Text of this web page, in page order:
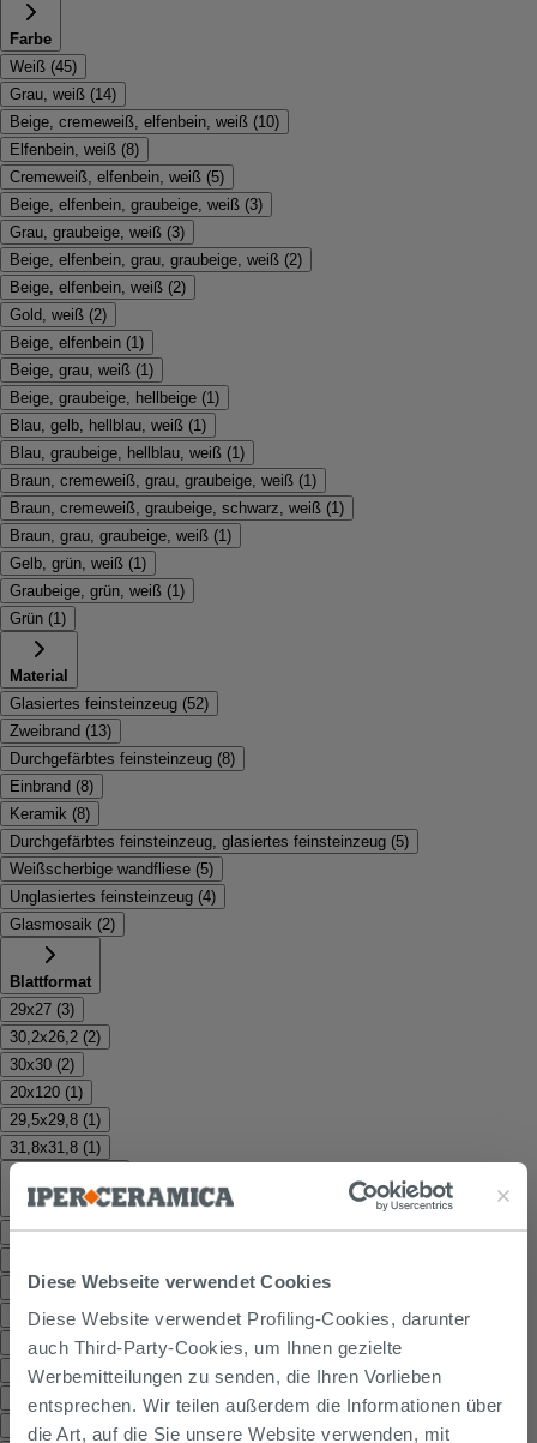
Diese Webseite verwendet Cookies
Diese Website verwendet Profiling-Cookies, darunter
auch Third-Party-Cookies, um Ihnen gezielte
Werbemitteilungen zu senden, die Ihren Vorlieben
entsprechen. Wir teilen außerdem die Informationen über
die Art, auf die Sie unsere Website verwenden, mit
Farbe
Weiß (45)
Grau, weiß (14)
Beige, cremeweiß, elfenbein, weiß (10)
Elfenbein, weiß (8)
Cremeweiß, elfenbein, weiß (5)
Beige, elfenbein, graubeige, weiß (3)
Grau, graubeige, weiß (3)
Beige, elfenbein, grau, graubeige, weiß (2)
Beige, elfenbein, weiß (2)
Gold, weiß (2)
Beige, elfenbein (1 )
Beige, grau, weiß (1 )
Beige, graubeige, hellbeige (1 )
Blau, gelb, hellblau, weiß (1 )
Blau, graubeige, hellblau, weiß (1 )
Braun, cremeweiß, grau, graubeige, weiß (1 )
Braun, cremeweiß, graubeige, schwarz, weiß (1 )
Braun, grau, graubeige, weiß (1 )
Gelb, grün, weiß (1 )
Graubeige, grün, weiß (1 )
Grün (1 )
Material
Glasiertes feinsteinzeug (52)
Zweibrand (13)
Durchgefärbtes feinsteinzeug (8)
Einbrand (8)
Keramik (8)
Durchgefärbtes feinsteinzeug, glasiertes feinsteinzeug (5)
Weißscherbige wandfliese (5)
Unglasiertes feinsteinzeug (4)
Glasmosaik (2)
Blattformat
29x27 (3)
30,2x26,2 (2)
30x30 (2)
20x120 (1 )
29,5x29,8 (1 )
31,8x31,8 (1 )
Einsatzbereich
Bodenbelag, innen, wandfliesen(49)
Bodenbelag, wandfliesen( 8)
Außen, bodenbelag( 7)
Außen, bodenbelag, innen, wandfliesen (6)
Außen, bodenbelag, innen( 4
Wandfliesen
(
Außen, innen, wandfliesen